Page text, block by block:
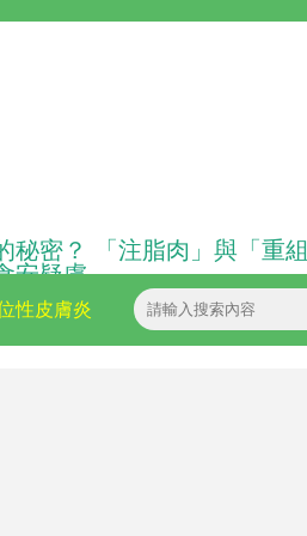
秘密？ 「注脂肉」與「重
安疑慮
性皮膚炎